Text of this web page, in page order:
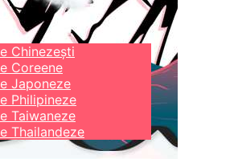
Chinezești
Coreene
Japoneze
Philipineze
Taiwaneze
Thailandeze